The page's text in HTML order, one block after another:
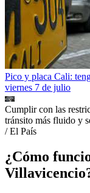
Pico y placa Cali:
viernes 7 de julio
Cumplir con las
tránsito más fluido y
/ El País
¿Cómo